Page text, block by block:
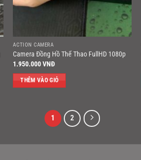
ACTION CAMERA
Camera Đồng Hồ Thể Thao FullHD 1080p
1.950.000VNĐ
THÊM VÀO GIỎ
1 2